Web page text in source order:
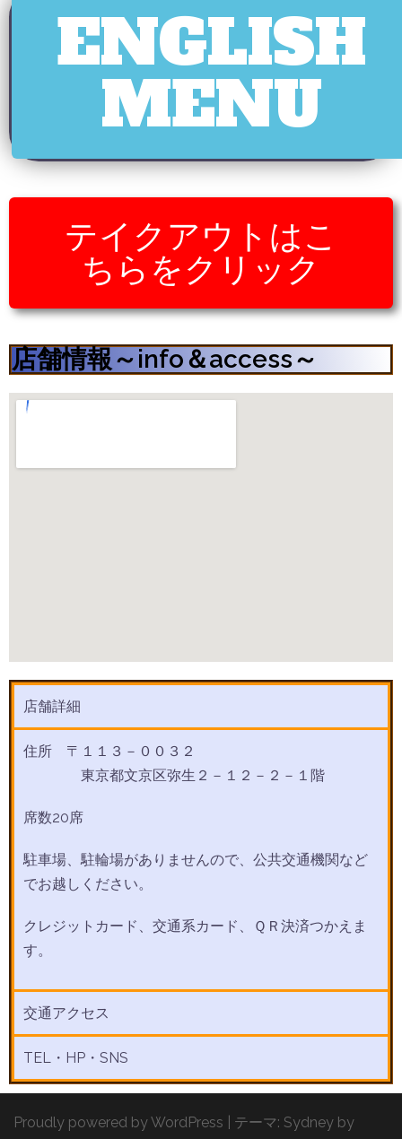
ENGLISH
MENU
テイクアウトはこ
ちらをクリック
店舗情報～info＆access～
店舗詳細
住所 〒１１３－００３２
東京都文京区弥生２－１２－２－１階
席数20席
駐車場、駐輪場がありませんので、公共交通機関など
でお越しください。
クレジットカード、交通系カード、ＱＲ決済つかえま
す。
交通アクセス
TEL・HP・SNS
Proudly powered by WordPress テーマ: Sydney by